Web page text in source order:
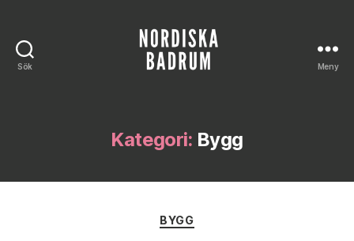
Sök Meny
Kategori: Bygg
Kategorier
BYGG